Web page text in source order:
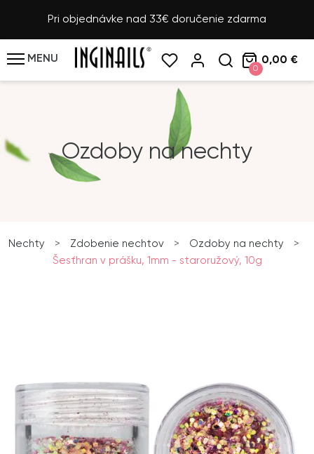
Pri objednávke nad 33€ doručenie zdarma
MENU
0
0,00 €
Ozdoby na nechty
Nechty > Zdobenie nechtov > Ozdoby na nechty
>
Šesťhran v prášku, 1mm - staroružový, 10g